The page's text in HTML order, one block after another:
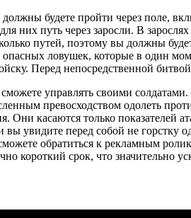
будете пройти через поле,
них путь через заросли. В
путей, поэтому вы должны
ловушек, которые в один
Перед непосредственной
управлять своими
превосходством одолеть
Они касаются только показателей
увидите перед собой не горстку
обратиться к рекламным
короткий срок, что значительно